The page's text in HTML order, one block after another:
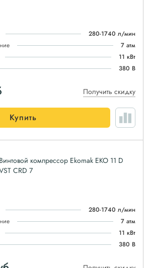
280-1740 л/мин
7 атм
11 кВт
380 В
Получить скидку
Купить
Винтовой компрессор Ekomak EKO 11 D
CRD 7
280-1740 л/мин
7 атм
11 кВт
380 В